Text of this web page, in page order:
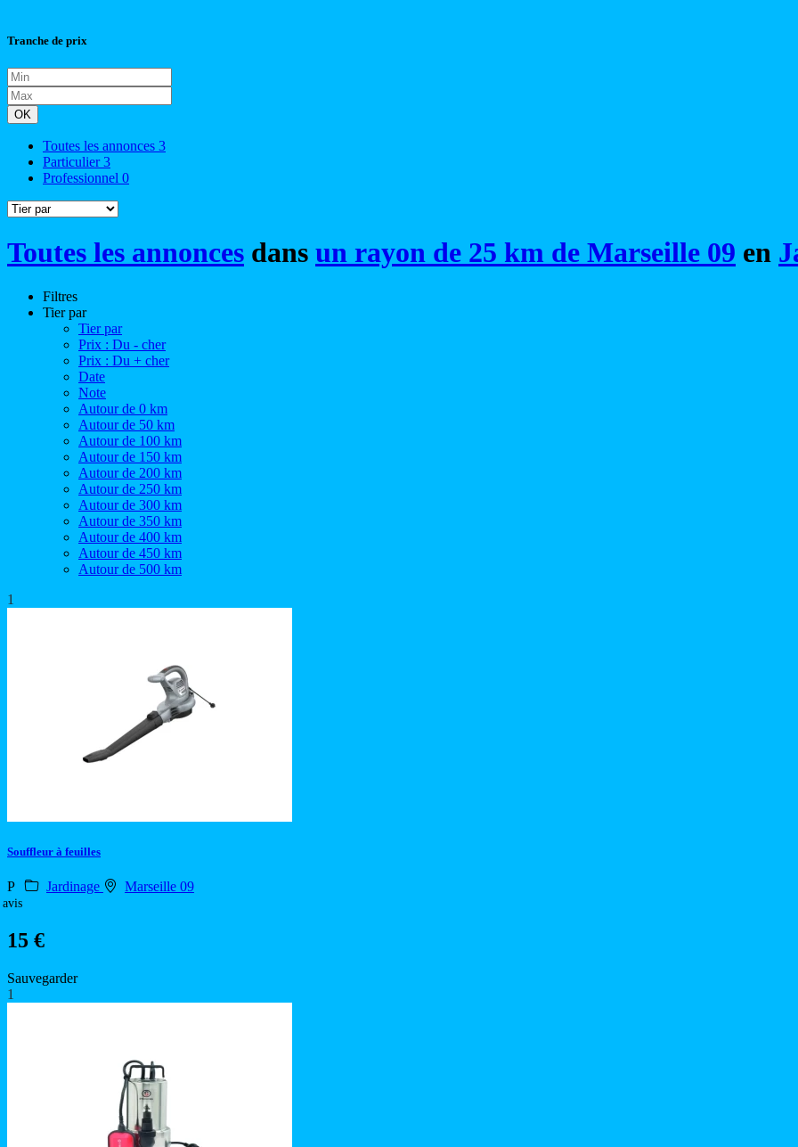
Tranche de prix
OK
Toutes les annonces 3
Particulier3
Professionnel 0
Toutes les annonces dans un rayon de 25 km de Marseille 09 en
Filtres
Tier par
Tier par
Prix : Du - cher
Prix : Du + cher
Date
Note
Autour de 0 km
Autour de 50 km
Autour de 100 km
Autour de 150 km
Autour de 200 km
Autour de 250 km
Autour de 300 km
Autour de 350 km
Autour de 400 km
Autour de 450 km
Autour de 500 km
1
Souffleur à feuilles
P Jardinage Marseille 09
avis
15 €
Sauvegarder
1